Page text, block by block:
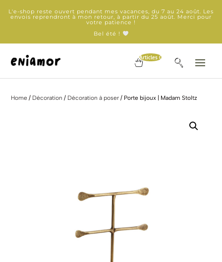
L'e-shop reste ouvert pendant mes vacances, du 7 au 24 août. Les
envois reprendront à mon retour, à partir du 25 août. Merci pour
votre patience !
Bel été !
Articles 0
Home / Décoration / Décoration à poser / Porte bijoux | Madam Stoltz